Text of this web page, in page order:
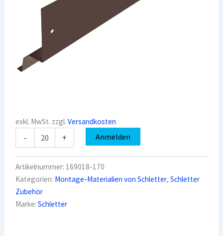
exkl. MwSt. zzgl.Versandkosten
-
169018-
FixZ-
7
Windsafe18
bis
1700mm
+ Anmelden
Artikelnummer: 169018-170
Kategorien: Montage-Materialien von Schletter,Schletter
Zubehör
Marke:Schletter